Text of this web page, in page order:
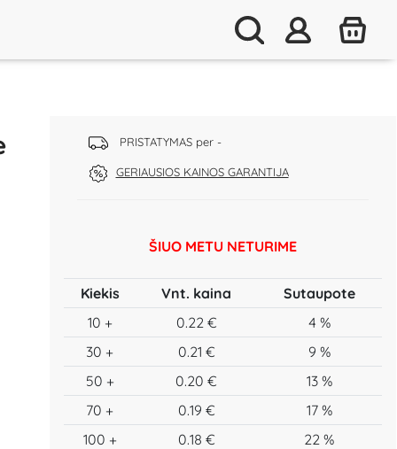
PRISTATYMAS per -
GERIAUSIOS KAINOS GARANTIJA
ŠIUO METU NETURIME
Kiekis Vnt. kaina
Sutaupote
10 +
0.22 €
4 %
30 +
0.21 €
9 %
50 +
0.20 €
13 %
70 +
0.19 €
17 %
100 +
0.18 €
22 %